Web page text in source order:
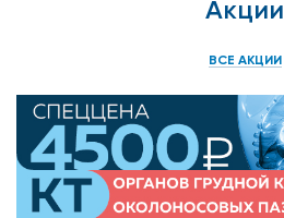
Акции
ВСЕ АКЦИИ